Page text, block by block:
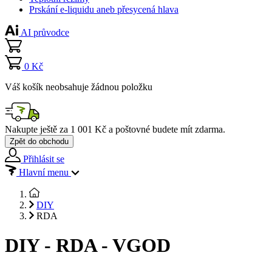
Prskání e-liquidu aneb přesycená hlava
AI průvodce
0 Kč
Váš košík neobsahuje žádnou položku
Nakupte ještě za 1 001 Kč a poštovné budete mít zdarma.
Zpět do obchodu
Přihlásit se
Hlavní menu
DIY
RDA
DIY - RDA - VGOD